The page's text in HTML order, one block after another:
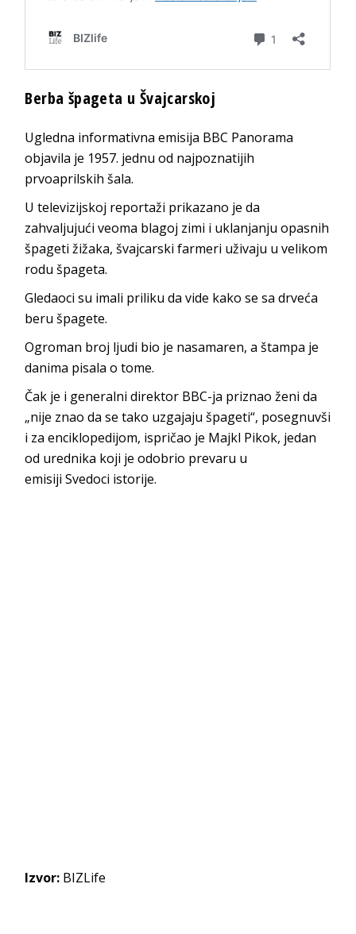
Berba špageta u Švajcarskoj
Ugledna informativna emisija BBC Panorama
objavila je 1957. jednu od najpoznatijih
prvoaprilskih šala.
U televizijskoj reportaži prikazano je da
zahvaljujući veoma blagoj zimi i uklanjanju opasnih
špageti žižaka, švajcarski farmeri uživaju u velikom
rodu špageta.
Gledaoci su imali priliku da vide kako se sa drveća
beru špagete.
Ogroman broj ljudi bio je nasamaren, a štampa je
danima pisala o tome.
Čak je i generalni direktor BBC-ja priznao ženi da
„nije znao da se tako uzgajaju špageti“, posegnuvši
i za enciklopedijom, ispričao je Majkl Pikok, jedan
od urednika koji je odobrio prevaru u
emisiji Svedoci istorije.
Izvor: BIZLife